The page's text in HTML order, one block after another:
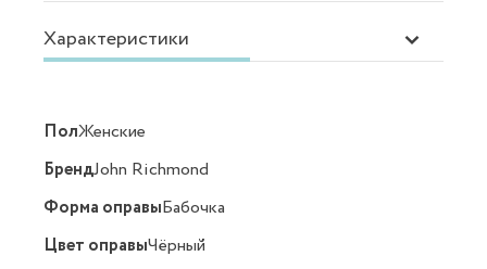
Характеристики
ПолЖенские
БрендJohn Richmond
Форма оправыБабочка
Цвет оправыЧёрный